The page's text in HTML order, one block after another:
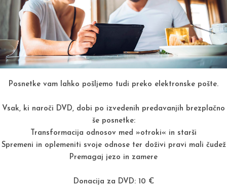
Posnetke vam lahko pošljemo tudi preko elektronske pošte.
Vsak, ki naroči DVD, dobi po izvedenih predavanjih brezplačno
še posnetke:
Transformacija odnosov med »otroki« in starši
Spremeni in oplemeniti svoje odnose ter doživi pravi mali čudež
Premagaj jezo in zamere
Donacija za DVD: 10 €